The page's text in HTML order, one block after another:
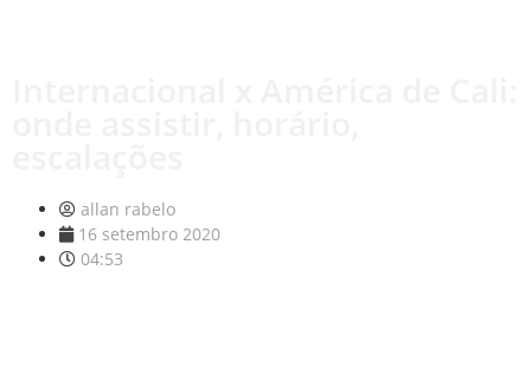
allan rabelo
16 setembro 2020
04:53